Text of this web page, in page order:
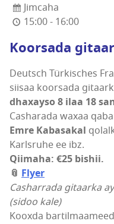
Jimcaha
15:00 - 16:00
Koorsada
Deutsch Türkisches
siisaa koorsada
dhaxayso 8 ilaa 18
Casharada waxaa
Emre Kabasakal
Karlsruhe ee ibz.
Qiimaha: €25 bishii.
📎 Flyer
Casharrada gitaarka
(sidoo kale)
Kooxda